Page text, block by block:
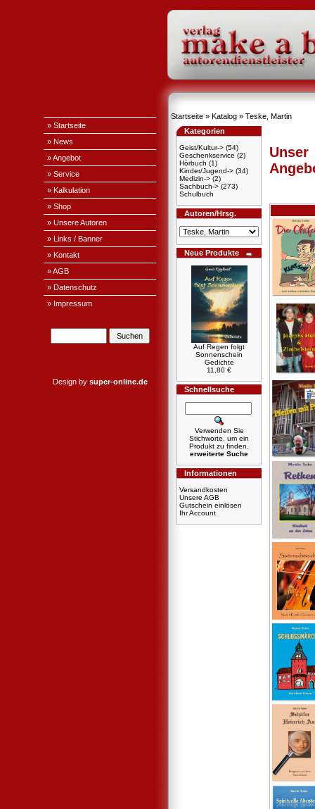
» Startseite
» News
» Angebot
» Service
» Kalkulation
» Shop
» Unsere Autoren
» Links / Banner
» Kontakt
» AGB
» Datenschutz
» Impressum
Design by super-online.de
Startseite » Katalog » Teske, Martin
Kategorien
Geist/Kultur-> (54)
Geschenkservice (2)
Hörbuch (1)
Kinder/Jugend-> (34)
Medizin-> (2)
Sachbuch-> (273)
Schulbuch
Autoren/Hrsg.
Neue Produkte
Auf Regen folgt
Sonnenschein
Gedichte
11,80 €
Schnellsuche
Verwenden Sie
Stichworte, um ein
Produkt zu finden.
erweiterte Suche
Informationen
Versandkosten
Unsere AGB
Gutschein einlösen
Ihr Account
Unser